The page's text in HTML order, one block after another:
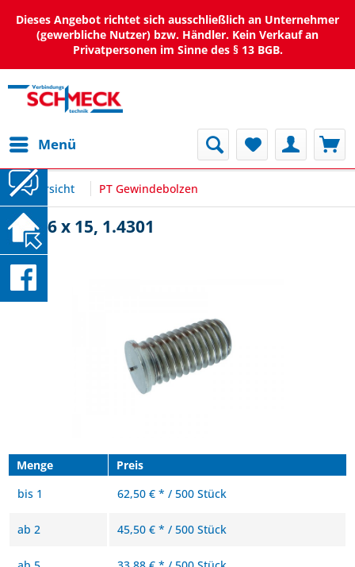
Dieses Angebot richtet sich ausschließlich an Unternehmer
(gewerbliche Nutzer) bzw. Händler. Kein Verkauf an
Privatpersonen im Sinne des § 13 BGB.
Menü
Übersicht PT Gewindebolzen
PT M6 x 15, 1.4301
Menge
Preis
bis 1 62,50 € * / 500 Stück
ab 2 45,50 € * / 500 Stück